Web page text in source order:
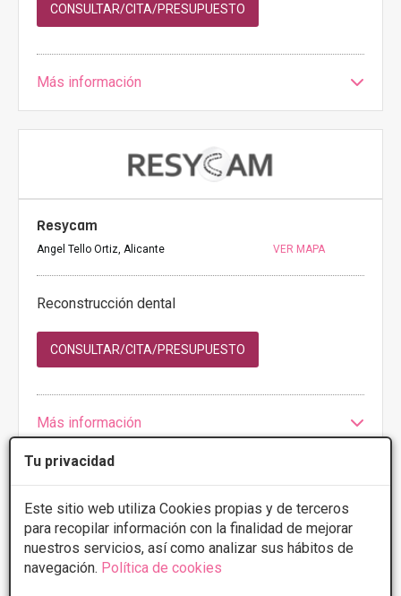
Tu privacidad
Este sitio web utiliza Cookies propias y de terceros
para recopilar información con la finalidad de mejorar
nuestros servicios, así como analizar sus hábitos de
navegación. Política de cookies
CONSULTAR/CITA/PRESUPUESTO
Más información
Resycam
Angel Tello Ortiz, Alicante VER MAPA
Reconstrucción dental
CONSULTAR/CITA/PRESUPUESTO
Más información